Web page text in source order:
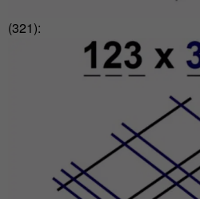
(321):